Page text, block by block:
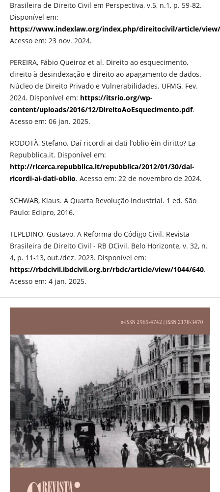
Brasileira de Direito Civil em Perspectiva, v.5, n.1, p. 59-82.
Disponível em:
https://www.indexlaw.org/index.php/direitocivil/article/
Acesso em: 23 nov. 2024.
PEREIRA, Fábio Queiroz et al. Direito ao esquecimento,
direito à desindexação e direito ao apagamento de dados.
Núcleo de Direito Privado e Vulnerabilidades. UFMG. Fev.
2024. Disponível em: https://itsrio.org/wp-
content/uploads/2016/12/DireitoAoEsquecimento.pdf.
Acesso em: 06 jan. 2025.
RODOTÀ, Stefano. Daí ricordi ai dati l’oblio èin diritto? La
Repubblica.it. Disponível em:
http://ricerca.repubblica.it/repubblica/2012/01/30/dai-
ricordi-ai-dati-oblio. Acesso em: 22 de novembro de 2024.
SCHWAB, Klaus. A Quarta Revolução Industrial. 1 ed. São
Paulo: Edipro, 2016.
TEPEDINO, Gustavo. A Reforma do Código Civil. Revista
Brasileira de Direito Civil - RB DCivil. Belo Horizonte, v. 32, n.
4, p. 11-13, out./dez. 2023. Disponível em:
https://rbdcivil.ibdcivil.org.br/rbdc/article/view/1044/640.
Acesso em: 4 jan. 2025.